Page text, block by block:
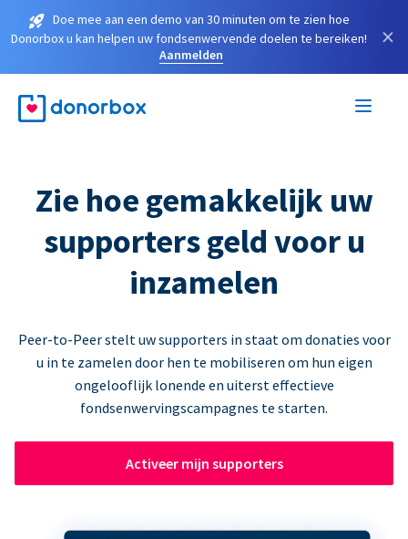
Doe mee aan een demo van 30 minuten om te zien hoe
Donorbox u kan helpen uw fondsenwervende doelen te bereiken!
Aanmelden
×
Zie hoe gemakkelijk uw
supporters geld voor u
inzamelen
Peer-to-Peer stelt uw supporters in staat om donaties voor
u in te zamelen door hen te mobiliseren om hun eigen
ongelooflijk lonende en uiterst effectieve
fondsenwervingscampagnes te starten.
Activeer mijn supporters